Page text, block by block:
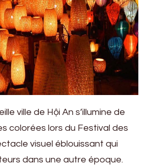
ville de Hội An s’illumine de
colorées lors du Festival des
visuel éblouissant qui
dans une autre époque.